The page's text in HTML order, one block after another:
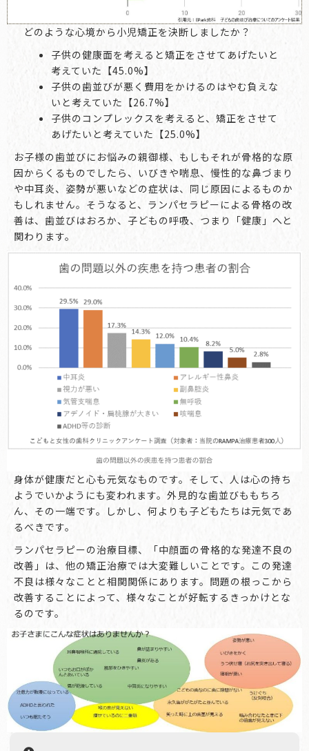
どのような心境から小児矯正を決断しましたか？
子供の健康面を考えると矯正をさせてあげたいと
考えていた【45.0%】
子供の歯並びが悪く費用をかけるのはやむ負えな
いと考えていた【26.7%】
子供のコンプレックスを考えると、矯正をさせて
あげたいと考えていた【25.0%】
お子様の歯並びにお悩みの親御様、もしもそれが骨格的な原
因からくるものでしたら、いびきや喘息、慢性的な鼻づまり
や中耳炎、姿勢が悪いなどの症状は、同じ原因によるものか
もしれません。そうなると、ランパセラピーによる骨格の改
善は、歯並びはおろか、子どもの呼吸、つまり「健康」へと
関わります。
身体が健康だと心も元気なものです。そして、人は心の持ち
ようでいかようにも変われます。外見的な歯並びももちろ
ん、その一端です。しかし、何よりも子どもたちは元気であ
るべきです。
ランパセラピーの治療目標、「中顔面の骨格的な発達不良の
改善」は、他の矯正治療では大変難しいことです。この発達
不良は様々なことと相関関係にあります。問題の根っこから
改善することによって、様々なことが好転するきっかけとな
るのです。